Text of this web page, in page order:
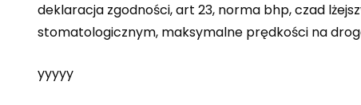
deklaracja zgodności, art 23, norma bhp, czad
stomatologicznym, maksymalne prędkości na
yyyyy